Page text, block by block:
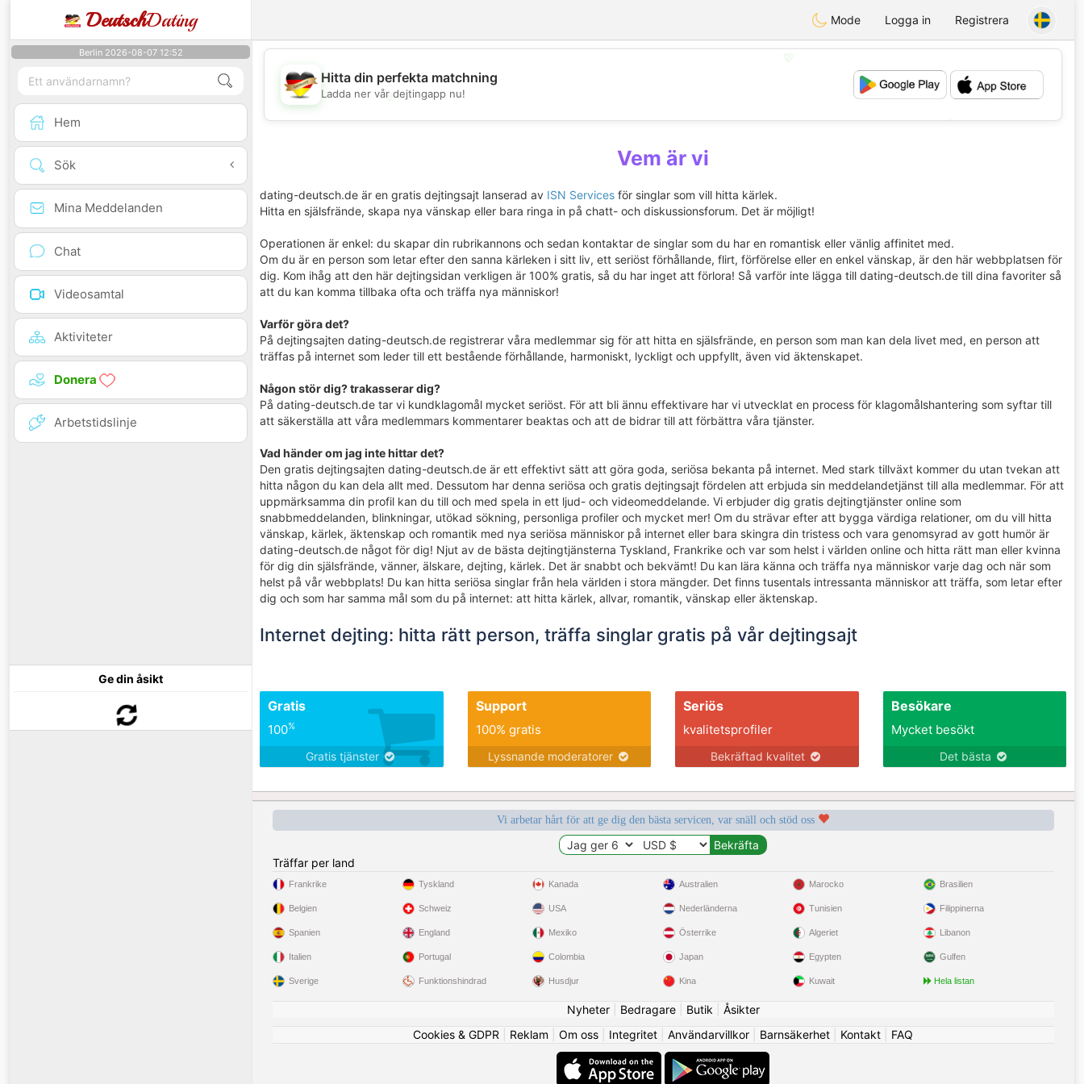
DeutschDating Mode Logga in Registrera
Berlin 2026-08-07 12:52
Hem
Sök
Mina Meddelanden
Chat
Videosamtal
Aktiviteter
Donera
Arbetstidslinje
Ge din åsikt
💖
💕
Hitta din perfekta matchning
Ladda ner vår dejtingapp nu!
Vem är vi
dating-deutsch.de är en gratis dejtingsajt lanserad av ISN Services för singlar som vill hitta kärlek.
Hitta en själsfrände, skapa nya vänskap eller bara ringa in på chatt- och diskussionsforum. Det är möjligt!
Operationen är enkel: du skapar din rubrikannons och sedan kontaktar de singlar som du har en romantisk eller vänlig affinitet med.
Om du är en person som letar efter den sanna kärleken i sitt liv, ett seriöst förhållande, flirt, förförelse eller en enkel vänskap, är den här webbplatsen för
dig. Kom ihåg att den här dejtingsidan verkligen är 100% gratis, så du har inget att förlora! Så varför inte lägga till dating-deutsch.de till dina favoriter så
att du kan komma tillbaka ofta och träffa nya människor!
Varför göra det?
På dejtingsajten dating-deutsch.de registrerar våra medlemmar sig för att hitta en själsfrände, en person som man kan dela livet med, en person att
träffas på internet som leder till ett bestående förhållande, harmoniskt, lyckligt och uppfyllt, även vid äktenskapet.
Någon stör dig? trakasserar dig?
På dating-deutsch.de tar vi kundklagomål mycket seriöst. För att bli ännu effektivare har vi utvecklat en process för klagomålshantering som syftar till
att säkerställa att våra medlemmars kommentarer beaktas och att de bidrar till att förbättra våra tjänster.
Vad händer om jag inte hittar det?
Den gratis dejtingsajten dating-deutsch.de är ett effektivt sätt att göra goda, seriösa bekanta på internet. Med stark tillväxt kommer du utan tvekan att
hitta någon du kan dela allt med. Dessutom har denna seriösa och gratis dejtingsajt fördelen att erbjuda sin meddelandetjänst till alla medlemmar. För att
uppmärksamma din profil kan du till och med spela in ett ljud- och videomeddelande. Vi erbjuder dig gratis dejtingtjänster online som
snabbmeddelanden, blinkningar, utökad sökning, personliga profiler och mycket mer! Om du strävar efter att bygga värdiga relationer, om du vill hitta
vänskap, kärlek, äktenskap och romantik med nya seriösa människor på internet eller bara skingra din tristess och vara genomsyrad av gott humör är
dating-deutsch.de något för dig! Njut av de bästa dejtingtjänsterna Tyskland, Frankrike och var som helst i världen online och hitta rätt man eller kvinna
för dig din själsfrände, vänner, älskare, dejting, kärlek. Det är snabbt och bekvämt! Du kan lära känna och träffa nya människor varje dag och när som
helst på vår webbplats! Du kan hitta seriösa singlar från hela världen i stora mängder. Det finns tusentals intressanta människor att träffa, som letar efter
dig och som har samma mål som du på internet: att hitta kärlek, allvar, romantik, vänskap eller äktenskap.
Internet dejting: hitta rätt person, träffa singlar gratis på vår dejtingsajt
Gratis
100%
Gratis tjänster
Support
100% gratis
Lyssnande moderatorer
Seriös
kvalitetsprofiler
Bekräftad kvalitet
Besökare
Mycket besökt
Det bästa
Vi arbetar hårt för att ge dig den bästa servicen, var snäll och stöd oss
Träffar per land
Frankrike
Belgien
Spanien
Italien
Sverige
Tyskland
Schweiz
England
Portugal
Funktionshindrad
Kanada
USA
Mexiko
Colombia
Husdjur
Australien
Nederländerna
Österrike
Japan
Kina
Marocko
Tunisien
Algeriet
Egypten
Kuwait
Brasilien
Filippinerna
Libanon
Gulfen
Hela listan
Nyheter| Bedragare| Butik
Åsikter
Cookies & GDPR
Reklam Om oss Integritet Användarvillkor Barnsäkerhet Kontakt FAQ